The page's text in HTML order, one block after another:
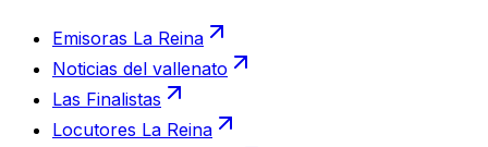
Emisoras La Reina
Noticias del vallenato
Las Finalistas
Locutores La Reina